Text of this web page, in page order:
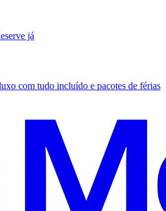
eserve já
com tudo incluído e pacotes de férias